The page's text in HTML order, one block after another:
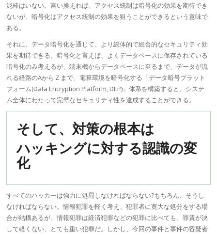
泥棒はいない。言い換えれば、アクセス統制は暗号化の効果を期待でき
ないが、暗号化はアクセス統制の効果を狙うことができるという意味で
ある。
それに、データ暗号化を通じて、より総体的で総合的なセキュリティ効
果を期待できる。暗号化と言えば、よくデータベースに保存されている
暗号化のみ考えるが、端末機からデータベースに至るまで、データが流
れる経路のAからＺまで、電算環境を暗号化する「データ暗号プラット
フォーム(Data Encryption Platform, DEP)」体系を構築すると、システ
ム全体にわたって完璧なセキュリティ性を達成することができる。
そして、対策の根本は
ハッキングに対する認識の変
化
すべてのハッカーは強力に処罰しなければならない?もちろん、そうし
なければならない。情報犯罪を軽く考え、犯罪者に寛大な処分をする場
合が結構あるが、情報犯罪は経済犯罪などの犯罪に比べても、罪質が決
して軽くない、とても重い犯罪だ。しかし、今回の事件と事件の容疑者